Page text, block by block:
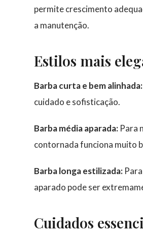
permite crescimento
a manutenção.
Estilos mais
Barba curta e bem alinhada:
cuidado e sofisticação.
Barba média aparada: Para
contornada funciona muito
Barba longa estilizada:
aparado pode ser
Cuidados